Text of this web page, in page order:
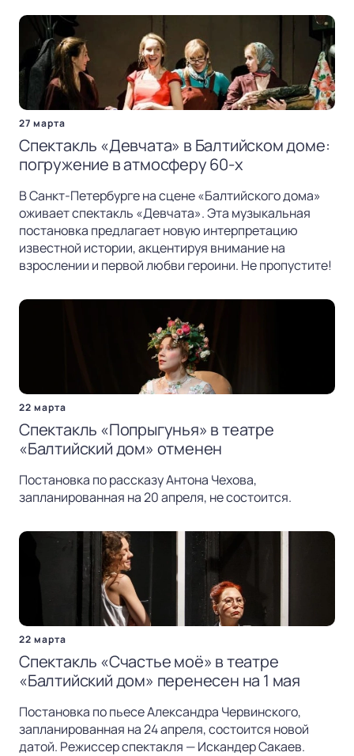
27 марта
Спектакль «Девчата» в Балтийском доме:
погружение в атмосферу 60-х
В Санкт-Петербурге на сцене «Балтийского дома»
оживает спектакль «Девчата». Эта музыкальная
постановка предлагает новую интерпретацию
известной истории, акцентируя внимание на
взрослении и первой любви героини. Не пропустите!
22 марта
Спектакль «Попрыгунья» в театре
«Балтийский дом» отменен
Постановка по рассказу Антона Чехова,
запланированная на 20 апреля, не состоится.
22 марта
Спектакль «Счастье моё» в театре
«Балтийский дом» перенесен на 1 мая
Постановка по пьесе Александра Червинского,
запланированная на 24 апреля, состоится новой
датой. Режиссер спектакля — Искандер Сакаев.